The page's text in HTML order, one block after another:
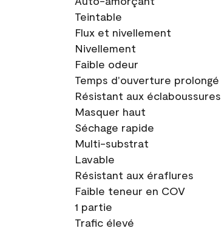
Teintable
Flux et nivellement
Nivellement
Faible odeur
Temps d'ouverture prolongé
Résistant aux éclaboussures
Masquer haut
Séchage rapide
Multi-substrat
Lavable
Résistant aux éraflures
Faible teneur en COV
1 partie
Trafic élevé